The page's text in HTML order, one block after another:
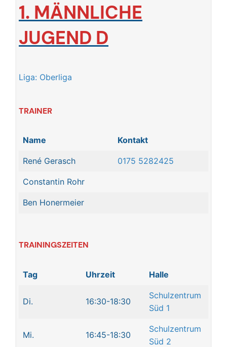
1. MÄNNLICHE
JUGEND D
Liga: Oberliga
TRAINER
Name Kontakt
René Gerasch 0175 5282425
Constantin Rohr
Ben Honermeier
TRAININGSZEITEN
Tag Uhrzeit Halle
Di. 16:30-18:30
Schulzentrum
Süd 1
Mi. 16:45-18:30
Schulzentrum
Süd 2